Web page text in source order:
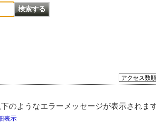
のようなエラーメッセージが表示されま
表示